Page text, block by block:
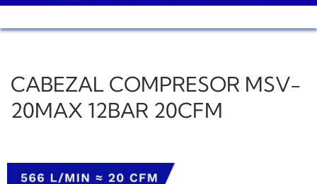
CABEZAL COMPRESOR MSV-
20MAX 12BAR 20CFM